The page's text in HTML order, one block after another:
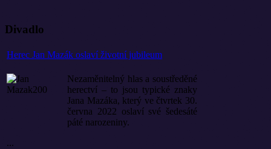
Divadlo
Herec Jan Mazák oslaví životní jubileum
Nezaměnitelný hlas a soustředěné
herectví – to jsou typické znaky
Jana Mazáka, který ve čtvrtek 30.
června 2022 oslaví své šedesáté
páté narozeniny.
...